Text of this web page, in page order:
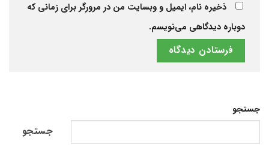
ذخیره نام، ایمیل و وبسایت من در مرورگر برای زمانی که
دوباره دیدگاهی می‌نویسم.
جستجو
جستجو